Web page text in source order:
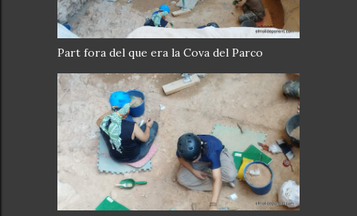
Part fora del que era la Cova del Parco